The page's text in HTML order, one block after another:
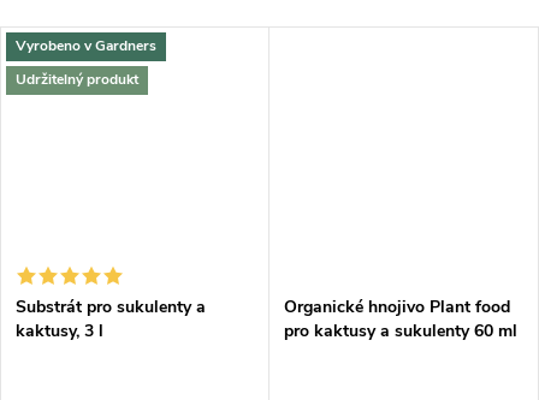
Vyrobeno v Gardners
Udržitelný produkt
Substrát pro sukulenty a
kaktusy, 3 l
Organické hnojivo Plant food
pro kaktusy a sukulenty 60 ml